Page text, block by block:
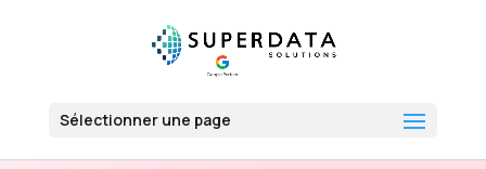
Sélectionner une page